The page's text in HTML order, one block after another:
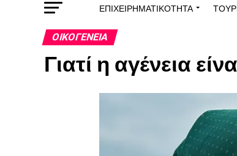
ΕΠΙΧΕΙΡΗΜΑΤΙΚΌΤΗΤΑ
ΟΙΚΟΓΈΝΕΙΑ
Γιατί η αγένεια